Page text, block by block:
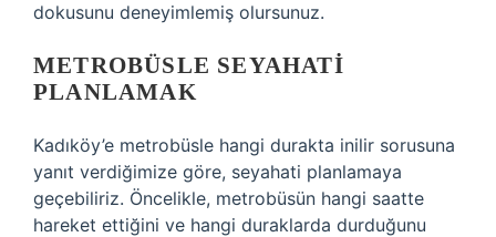
dokusunu deneyimlemiş olursunuz.
METROBÜSLE SEYAHATI
PLANLAMAK
Kadıköy’e metrobüsle hangi durakta inilir sorusuna
yanıt verdiğimize göre, seyahati planlamaya
geçebiliriz. Öncelikle, metrobüsün hangi saatte
hareket ettiğini ve hangi duraklarda durduğunu